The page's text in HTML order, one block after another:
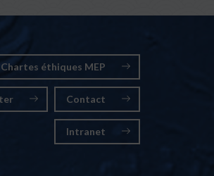
Chartes éthiques MEP
Contact
Intranet